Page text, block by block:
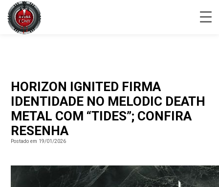
HORIZON IGNITED FIRMA
IDENTIDADE NO MELODIC DEATH
METAL COM “TIDES”; CONFIRA
RESENHA
Postado em 19/01/2026